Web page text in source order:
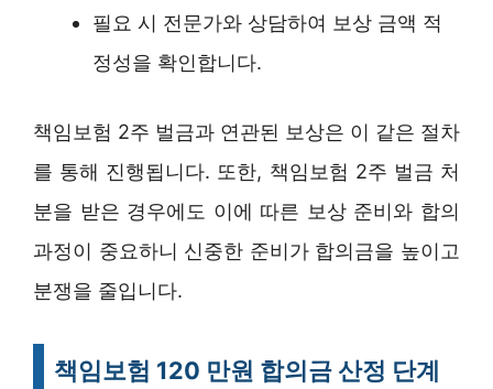
필요 시 전문가와 상담하여 보상 금액 적
정성을 확인합니다.
책임보험 2주 벌금과 연관된 보상은 이 같은 절차
를 통해 진행됩니다. 또한, 책임보험 2주 벌금 처
분을 받은 경우에도 이에 따른 보상 준비와 합의
과정이 중요하니 신중한 준비가 합의금을 높이고
분쟁을 줄입니다.
책임보험 120 만원 합의금 산정 단계